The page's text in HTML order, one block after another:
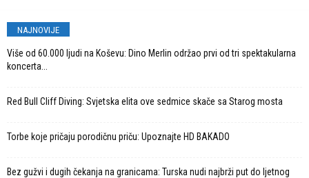
NAJNOVIJE
Više od 60.000 ljudi na Koševu: Dino Merlin održao prvi od tri spektakularna
koncerta...
Red Bull Cliff Diving: Svjetska elita ove sedmice skače sa Starog mosta
Torbe koje pričaju porodičnu priču: Upoznajte HD BAKADO
Bez gužvi i dugih čekanja na granicama: Turska nudi najbrži put do ljetnog